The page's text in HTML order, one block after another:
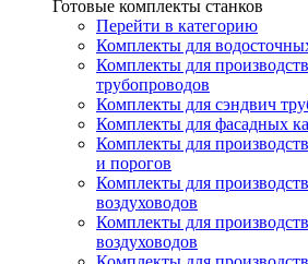
Готовые комплекты станков
Перейти в категорию
Комплекты для
Комплекты для
трубопроводов
Комплекты для сэндвич
Комплекты для фасадных
Комплекты для
и порогов
Комплекты для
воздуховодов
Комплекты для
воздуховодов